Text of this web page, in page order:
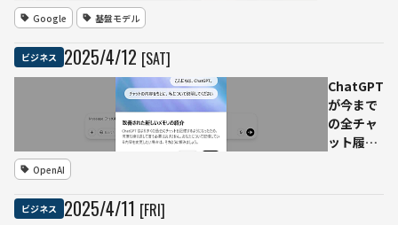
4種の生成
AIをまとめ
て使える環
境は大手IT
Google 基盤モデル
ビジネス 2025/4/12 [SAT]
ChatGPT
が今まで
の全チャ
ット履歴
OpenAI
ビジネス 2025/4/11 [FRI]